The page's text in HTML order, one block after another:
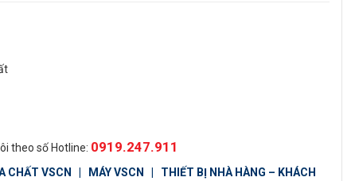
theo số Hotline: 0919.247.911
CHẤT VSCN | MÁY VSCN | THIẾT BỊ NHÀ HÀNG – KHÁCH